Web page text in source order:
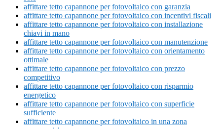
affittare tetto capannone per fotovoltaico con garanzia
affittare tetto capannone per fotovoltaico con incentivi fiscali
affittare tetto capannone per fotovoltaico con installazione
chiavi in mano
affittare tetto capannone per fotovoltaico con manutenzione
affittare tetto capannone per fotovoltaico con orientamento
ottimale
affittare tetto capannone per fotovoltaico con prezzo
competitivo
affittare tetto capannone per fotovoltaico con risparmio
energetico
affittare tetto capannone per fotovoltaico con superficie
sufficiente
affittare tetto capannone per fotovoltaico in una zona